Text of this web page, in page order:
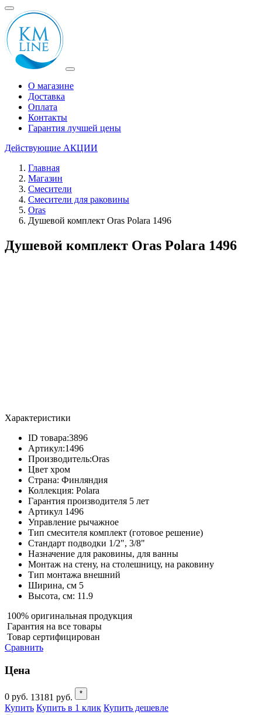
О магазине
Доставка
Оплата
Контакты
Гарантия лучшей цены
Действующие АКЦИИ
Главная
Магазин
Смесители
Смесители для раковины
Oras
Душевой комплект Oras Polara 1496
Душевой комплект Oras Polara 1496
Характеристики
ID товара:3896
Артикул:1496
Производитель:Oras
Цвет хром
Страна: Финляндия
Коллекция: Polara
Гарантия производителя 5 лет
Артикул 1496
Управление рычажное
Тип смесителя комплект (готовое решение)
Стандарт подводки 1/2", 3/8"
Назначение для раковины, для ванны
Монтаж на стену, на столешницу, на раковину
Тип монтажа внешний
Ширина, см 5
Высота, см: 11.9
100% оригинальная продукция
Гарантия на все товары
Товар сертифицирован
Сравнить
Цена
0 руб. 13181 руб. *
Купить Купить в 1 клик Купить дешевле